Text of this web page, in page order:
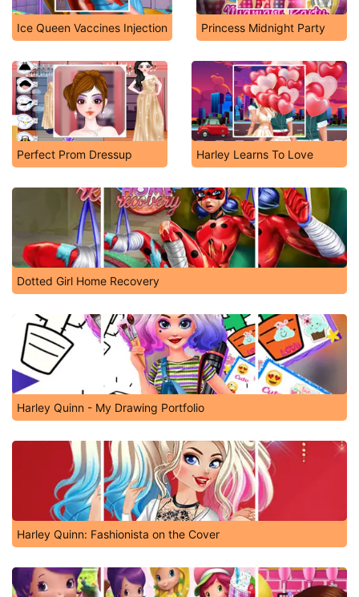
Ice Queen Vaccines Injection Princess Midnight Party
Perfect Prom Dressup Harley Learns To Love
Dotted Girl Home Recovery
Harley Quinn - My Drawing Portfolio
Harley Quinn: Fashionista on the Cover